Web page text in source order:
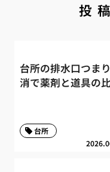
投
台所の排水口つま
消で薬剤と道具の
台所